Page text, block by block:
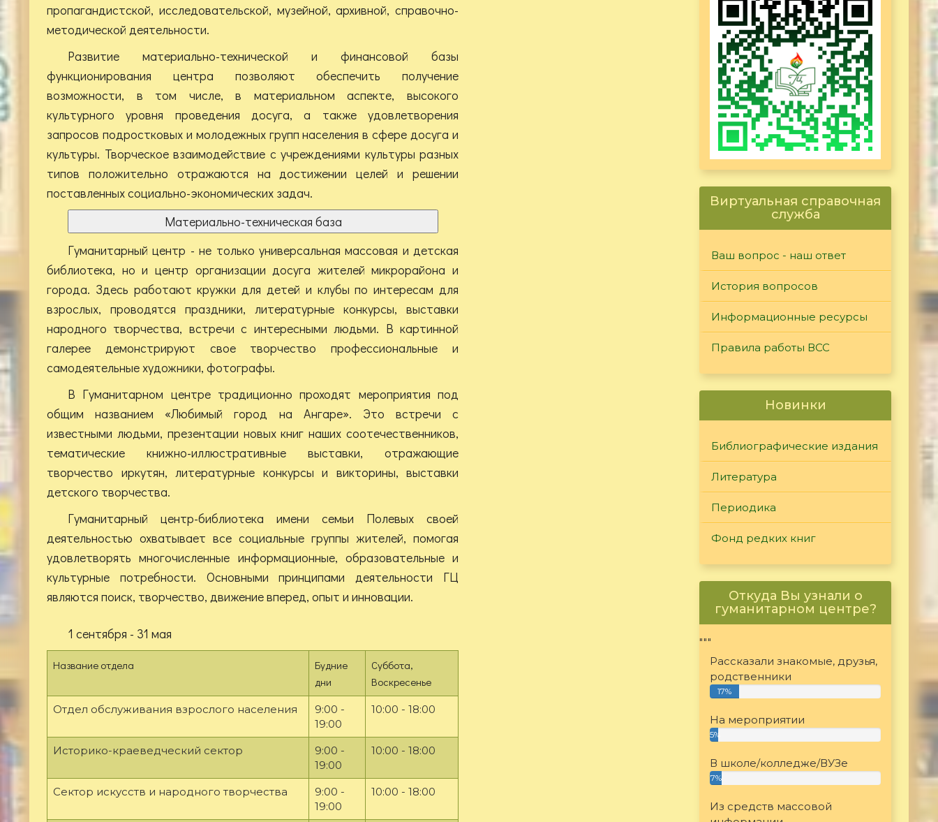
пропагандистской, исследовательской, музейной, архивной, справочно-
методической деятельности.
Развитие материально-технической и финансовой базы
функционирования центра позволяют обеспечить получение
возможности, в том числе, в материальном аспекте, высокого
культурного уровня проведения досуга, а также удовлетворения
запросов подростковых и молодежных групп населения в сфере досуга и
культуры. Творческое взаимодействие с учреждениями культуры разных
типов положительно отражаются на достижении целей и решении
поставленных социально-экономических задач.
Материально-техническая база
Гуманитарный центр - не только универсальная массовая и детская
библиотека, но и центр организации досуга жителей микрорайона и
города. Здесь работают кружки для детей и клубы по интересам для
взрослых, проводятся праздники, литературные конкурсы, выставки
народного творчества, встречи с интересными людьми. В картинной
галерее демонстрируют свое творчество профессиональные и
самодеятельные художники, фотографы.
В Гуманитарном центре традиционно проходят мероприятия под
общим названием «Любимый город на Ангаре». Это встречи с
известными людьми, презентации новых книг наших соотечественников,
тематические книжно-иллюстративные выставки, отражающие
творчество иркутян, литературные конкурсы и викторины, выставки
детского творчества.
Гуманитарный центр-библиотека имени семьи Полевых своей
деятельностью охватывает все социальные группы жителей, помогая
удовлетворять многочисленные информационные, образовательные и
культурные потребности. Основными принципами деятельности ГЦ
являются поиск, творчество, движение вперед, опыт и инновации.
1 сентября - 31 мая
Название отдела
Будние
дни
Суббота,
Воскресенье
Отдел обслуживания взрослого населения
9:00 -
19:00
10:00 - 18:00
Историко-краеведческий сектор
9:00 -
19:00
10:00 - 18:00
Сектор искусств и народного творчества
9:00 -
19:00
10:00 - 18:00
Виртуальная справочная
служба
Ваш вопрос - наш ответ
История вопросов
Информационные ресурсы
Правила работы ВСС
Новинки
Библиографические издания
Литература
Периодика
Фонд редких книг
Откуда Вы узнали о
гуманитарном центре?
"""
Рассказали знакомые, друзья,
родственники
17%
На мероприятии
5%
В школе/колледже/ВУЗе
7%
Из средств массовой